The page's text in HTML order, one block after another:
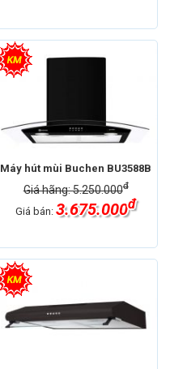
Máy hút mùi Buchen BU3588B
Giá hãng: 5.250.000đ
Giá bán:3.675.000đ